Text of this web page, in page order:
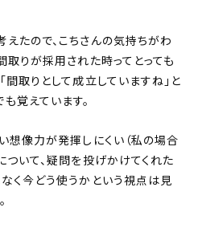
たので、こちさんの気持ちがわ
取りが採用された時ってとっても
間取りとして成立していますね」と
覚えています。
想像力が発揮しにくい（私の場合
ついて、疑問を投げかけてくれた
く今どう使うかという視点は見